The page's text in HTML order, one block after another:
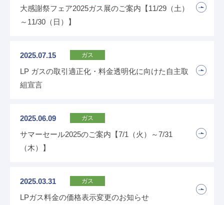
大感謝祭フェア2025ガス展のご案内【11/29（土）
～11/30（日）】
2025.07.15 ガス
LP ガスの取引適正化・料金透明化に向けた自主取
組宣言
2025.06.09 ガス
サマーセール2025のご案内【7/1（火）～7/31
（木）】
2025.03.31 ガス
LPガス料金の価格表示変更のお知らせ